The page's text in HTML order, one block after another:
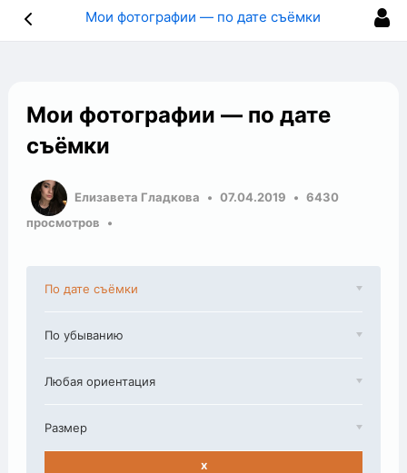
Мои фотографии — по дате съёмки
Мои фотографии — по дате
съёмки
Елизавета Гладкова 07.04.2019
6430
просмотров
По дате съёмки
По убыванию
Любая ориентация
Размер
x